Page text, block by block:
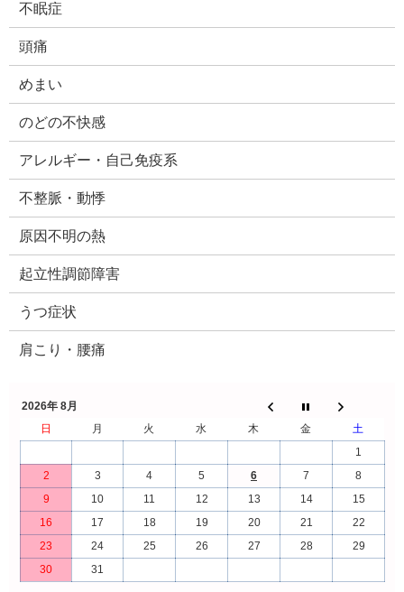
不眠症
頭痛
めまい
のどの不快感
アレルギー・自己免疫系
不整脈・動悸
原因不明の熱
起立性調節障害
うつ症状
肩こり・腰痛
2026年 8月
日
月 火 水 木 金
土
1
2
3 4 5 6 7
8
9
10 11 12 13 14
15
16
17 18 19 20 21
22
23
24 25 26 27 28
29
30
31